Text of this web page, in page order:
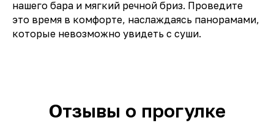
нашего бара и мягкий речной бриз. Проведите
это время в комфорте, наслаждаясь панорамами,
которые невозможно увидеть с суши.
Отзывы о прогулке